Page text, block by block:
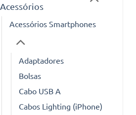
Acessórios
Acessórios Smartphones
Adaptadores
Bolsas
Cabo USB A
Cabos Lighting (iPhone)